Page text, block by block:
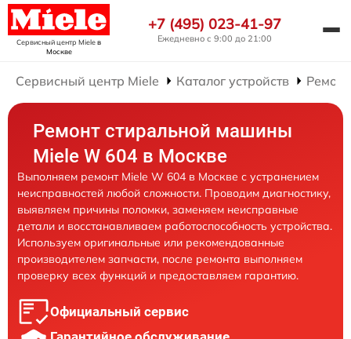
Сервисный центр Mieleв
Москве
+7 (495) 023-41-97
Ежедневно с 9:00 до 21:00
Сервисный центр Miele Каталог устройств
Ремонт стиральной машины
Miele W 604 в Москве
Выполняем ремонт Miele W 604 в Москве с устранением
неисправностей любой сложности. Проводим диагностику,
выявляем причины поломки, заменяем неисправные
детали и восстанавливаем работоспособность устройства.
Используем оригинальные или рекомендованные
производителем запчасти, после ремонта выполняем
проверку всех функций и предоставляем гарантию.
Официальный сервис